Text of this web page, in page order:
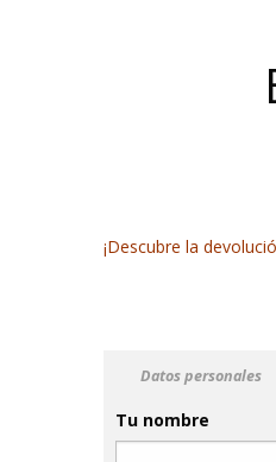
¡Descubre la
Datos personales
Tu nombre